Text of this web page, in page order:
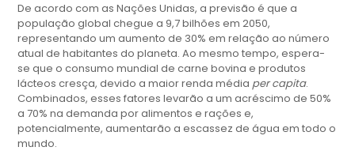
De acordo com as Nações Unidas, a previsão é que a
população global chegue a 9,7 bilhões em 2050,
representando um aumento de 30% em relação ao número
atual de habitantes do planeta. Ao mesmo tempo, espera-
se que o consumo mundial de carne bovina e produtos
lácteos cresça, devido a maior renda média per capita.
Combinados, esses fatores levarão a um acréscimo de 50%
a 70% na demanda por alimentos e rações e,
potencialmente, aumentarão a escassez de água em todo o
mundo.